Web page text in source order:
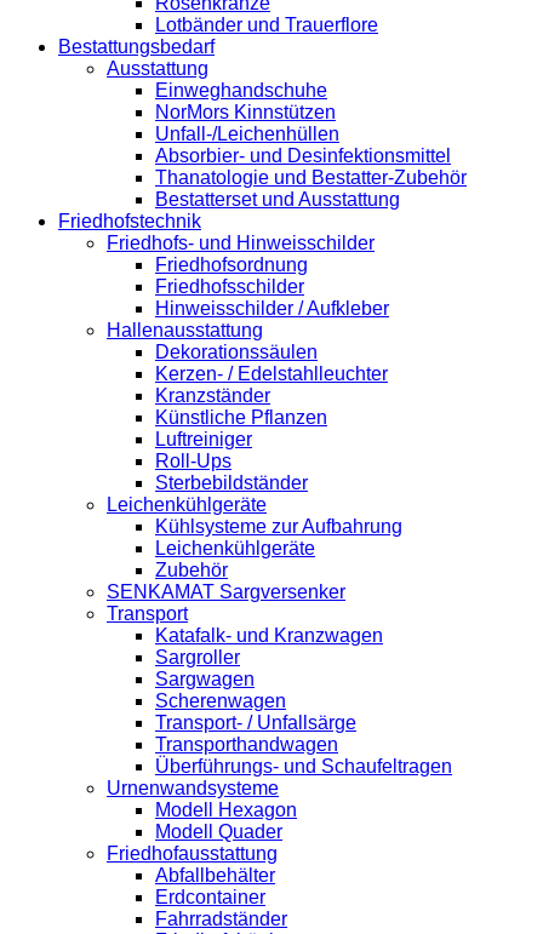
Lotbänder und Trauerflore
Bestattungsbedarf
Ausstattung
Einweghandschuhe
NorMors Kinnstützen
Unfall-/Leichenhüllen
Absorbier- und Desinfektionsmittel
Thanatologie und Bestatter-Zubehör
Bestatterset und Ausstattung
Friedhofstechnik
Friedhofs- und Hinweisschilder
Friedhofsordnung
Friedhofsschilder
Hinweisschilder / Aufkleber
Hallenausstattung
Dekorationssäulen
Kerzen- / Edelstahlleuchter
Kranzständer
Künstliche Pflanzen
Luftreiniger
Roll-Ups
Sterbebildständer
Leichenkühlgeräte
Kühlsysteme zur Aufbahrung
Leichenkühlgeräte
Zubehör
SENKAMAT Sargversenker
Transport
Katafalk- und Kranzwagen
Sargroller
Sargwagen
Scherenwagen
Transport- / Unfallsärge
Transporthandwagen
Überführungs- und Schaufeltragen
Urnenwandsysteme
Modell Hexagon
Modell Quader
Friedhofausstattung
Abfallbehälter
Erdcontainer
Fahrradständer